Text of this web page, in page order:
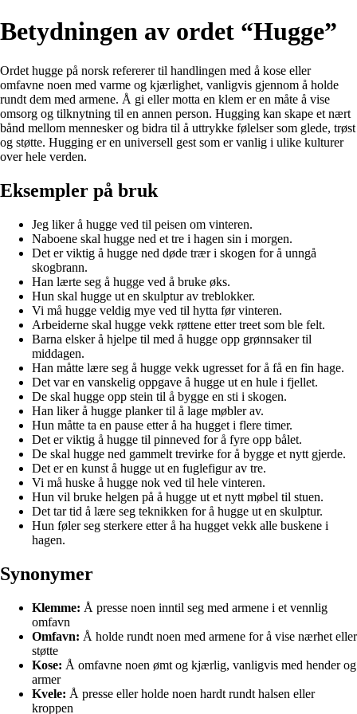
Betydningen av ordet “Hugge”
Ordet hugge på norsk refererer til handlingen med å kose eller
omfavne noen med varme og kjærlighet, vanligvis gjennom å holde
rundt dem med armene. Å gi eller motta en klem er en måte å vise
omsorg og tilknytning til en annen person. Hugging kan skape et nært
bånd mellom mennesker og bidra til å uttrykke følelser som glede, trøst
og støtte. Hugging er en universell gest som er vanlig i ulike kulturer
over hele verden.
Eksempler på bruk
Jeg liker å hugge ved til peisen om vinteren.
Naboene skal hugge ned et tre i hagen sin i morgen.
Det er viktig å hugge ned døde trær i skogen for å unngå
skogbrann.
Han lærte seg å hugge ved å bruke øks.
Hun skal hugge ut en skulptur av treblokker.
Vi må hugge veldig mye ved til hytta før vinteren.
Arbeiderne skal hugge vekk røttene etter treet som ble felt.
Barna elsker å hjelpe til med å hugge opp grønnsaker til
middagen.
Han måtte lære seg å hugge vekk ugresset for å få en fin hage.
Det var en vanskelig oppgave å hugge ut en hule i fjellet.
De skal hugge opp stein til å bygge en sti i skogen.
Han liker å hugge planker til å lage møbler av.
Hun måtte ta en pause etter å ha hugget i flere timer.
Det er viktig å hugge til pinneved for å fyre opp bålet.
De skal hugge ned gammelt trevirke for å bygge et nytt gjerde.
Det er en kunst å hugge ut en fuglefigur av tre.
Vi må huske å hugge nok ved til hele vinteren.
Hun vil bruke helgen på å hugge ut et nytt møbel til stuen.
Det tar tid å lære seg teknikken for å hugge ut en skulptur.
Hun føler seg sterkere etter å ha hugget vekk alle buskene i
hagen.
Synonymer
Klemme: Å presse noen inntil seg med armene i et vennlig
omfavn
Omfavn: Å holde rundt noen med armene for å vise nærhet eller
støtte
Kose: Å omfavne noen ømt og kjærlig, vanligvis med hender og
armer
Kvele: Å presse eller holde noen hardt rundt halsen eller
kroppen